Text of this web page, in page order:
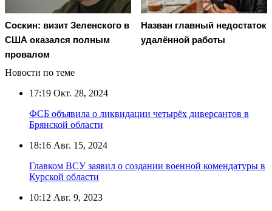
Соскин: визит Зеленского в
США оказался полным
провалом
Назван главный недостаток
удалённой работы
Новости по теме
17:19 Окт. 28, 2024
ФСБ объявила о ликвидации четырёх диверсантов в
Брянской области
18:16 Авг. 15, 2024
Главком ВСУ заявил о создании военной комендатуры в
Курской области
10:12 Авг. 9, 2023